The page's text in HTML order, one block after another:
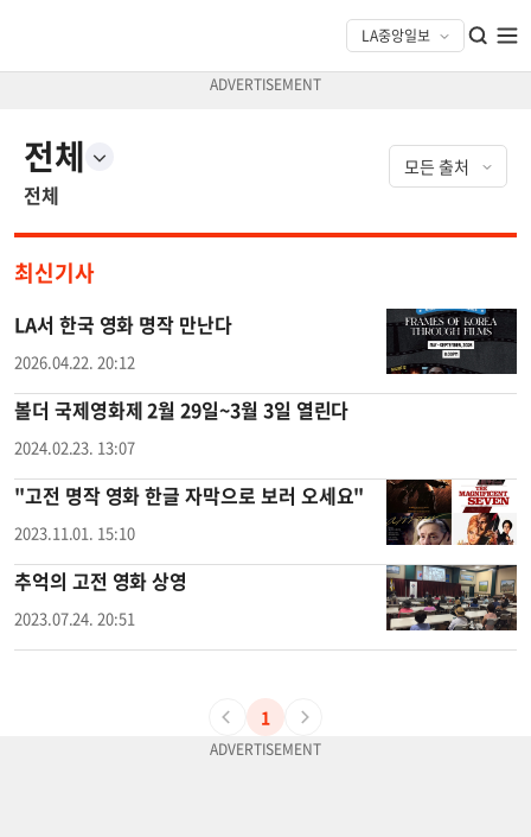
전체
전체
최신기사
LA서 한국 영화 명작 만난다
2026.04.22. 20:12
볼더 국제영화제 2월 29일~3월 3일 열린다
2024.02.23. 13:07
"고전 명작 영화 한글 자막으로 보러 오세요"
2023.11.01. 15:10
추억의 고전 영화 상영
2023.07.24. 20:51
1